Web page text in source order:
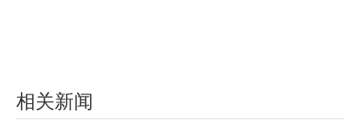
相关新闻